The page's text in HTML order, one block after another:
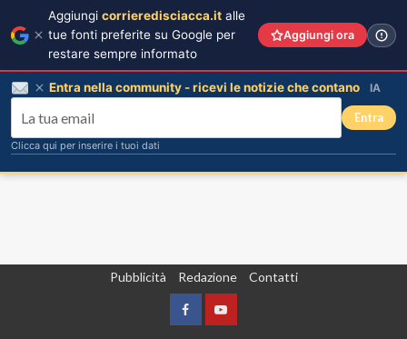
Pubblicità Redazione Contatti
FacebookYountube
Aggiungi corrieredisciacca.it alle
tue fonti preferite su Google per
restare sempre informato
Aggiungi ora
Entra nella community - ricevi le notizie che contano IA
Entra
Clicca qui per inserire i tuoi dati